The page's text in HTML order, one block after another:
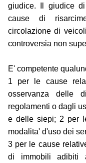
giudice. Il giudice
cause di
circolazione di
controversia non
E' competente
1 per le cause
osservanza delle
regolamenti o dagli
e delle siepi; 2 per
modalita' d'uso dei
3 per le cause
di immobili adibiti